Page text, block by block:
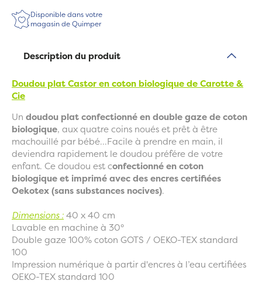
Disponible dans votre
magasin de Quimper
Description du produit
Doudou plat Castor en coton biologique de Carotte &
Cie
Un doudou plat confectionné en double gaze de coton
biologique, aux quatre coins noués et prêt à être
machouillé par bébé...Facile à prendre en main, il
deviendra rapidement le doudou préfére de votre
enfant. Ce doudou est confectionné en coton
biologique et imprimé avec des encres certifiées
Oekotex (sans substances nocives).
Dimensions :40 x 40 cm
Lavable en machine à 30°
Double gaze 100% coton GOTS / OEKO-TEX standard
100
Impression numérique à partir d'encres à l’eau certifiées
OEKO-TEX standard 100